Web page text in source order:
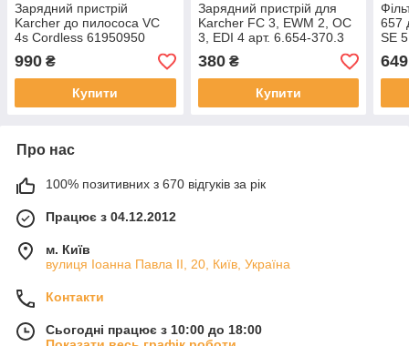
Зарядний пристрій
Karcher до пилососа VC
4s Cordless 61950950
990 ₴
Купити
Зарядний пристрій для
Karcher FC 3, EWM 2, ОС
3, EDI 4 арт. 6.654-370.3
380₴
Купити
657
SE
649
Про нас
100% позитивних з 670 відгуків за рік
Працює з 04.12.2012
м. Київ
вулиця Іоанна Павла ІІ, 20, Київ, Україна
Контакти
Сьогодні працює з 10:00 до 18:00